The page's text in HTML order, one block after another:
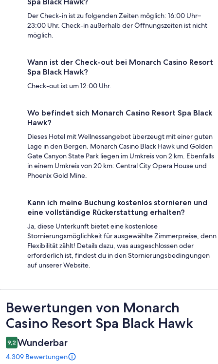
Der Check-in ist zu folgenden Zeiten möglich: 16:00 Uhr–
23:00 Uhr. Check-in außerhalb der Öffnungszeiten ist nicht
möglich.
Wann ist der Check-out bei Monarch Casino Resort
Spa Black Hawk?
Check-out ist um 12:00 Uhr.
Wo befindet sich Monarch Casino Resort Spa Black
Hawk?
Dieses Hotel mit Wellnessangebot überzeugt mit einer guten
Lage in den Bergen. Monarch Casino Black Hawk und Golden
Gate Canyon State Park liegen im Umkreis von 2 km. Ebenfalls
in einem Umkreis von 20 km: Central City Opera House und
Phoenix Gold Mine.
Kann ich meine Buchung kostenlos stornieren und
eine vollständige Rückerstattung erhalten?
Ja, diese Unterkunft bietet eine kostenlose
Stornierungsmöglichkeit für ausgewählte Zimmerpreise, denn
Flexibilität zählt! Details dazu, was ausgeschlossen oder
erforderlich ist, findest du in den Stornierungsbedingungen
auf unserer Website.
Bewertungen
Bewertungen von Monarch
Casino Resort Spa Black Hawk
9,2 Wunderbar
4.309 Bewertungen